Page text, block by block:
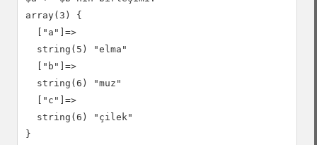
array(3) {
  ["a"]=>
  string(5) "elma"
  ["b"]=>
  string(6) "muz"
  ["c"]=>
  string(6) "çilek"